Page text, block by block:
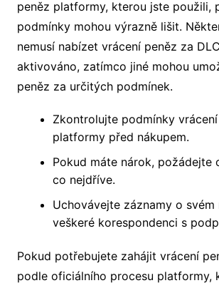
peněz platformy, kterou jste použili,
podmínky mohou výrazně lišit.
nemusí nabízet vrácení peněz za
aktivováno, zatímco jiné mohou
peněz za určitých podmínek.
Zkontrolujte podmínky
platformy před nákupem.
Pokud máte nárok, požádejte
co nejdříve.
Uchovávejte záznamy o svém
veškeré korespondenci s
Pokud potřebujete zahájit vrácení
podle oficiálního procesu platformy,